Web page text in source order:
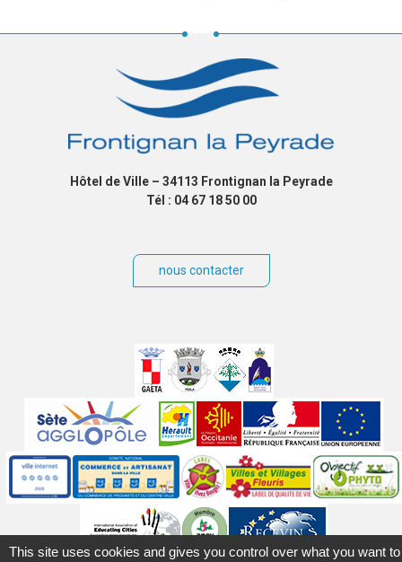
Hôtel de Ville – 34113 Frontignan la Peyrade
Tél : 04 67 18 50 00
nous contacter
partenaires
Labels
This site uses cookies and gives you control over what you want to